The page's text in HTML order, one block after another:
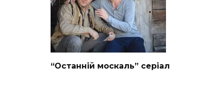
“Останній москаль” серіал